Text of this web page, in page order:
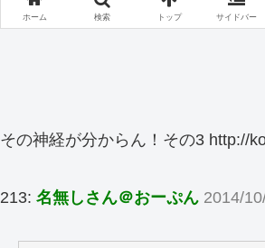
その神経が分からん！その3 http://
213: 名無しさん＠おーぷん 2014/